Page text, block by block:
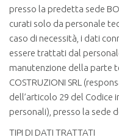
presso la predetta sede
curati solo da personale
caso di necessità, i dati
essere trattati dal
manutenzione della parte
COSTRUZIONI SRL
dell’articolo 29 del Codice
personali), presso la sede
TIPI DI DATI TRATTATI